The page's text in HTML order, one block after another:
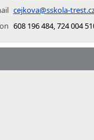
cejkova@sskola-
608 196 484, 724 004